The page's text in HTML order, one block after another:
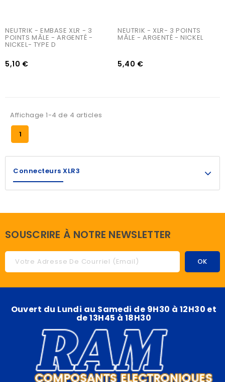
NEUTRIK - EMBASE XLR - 3
POINTS MÂLE - ARGENTÉ -
NICKEL- TYPE D
5,10 €
NEUTRIK - XLR- 3 POINTS
MÂLE - ARGENTÉ - NICKEL
5,40 €
Affichage 1-4 de 4 articles
1
Connecteurs XLR3
SOUSCRIRE À NOTRE NEWSLETTER
Ouvert du Lundi au Samedi de 9H30 à 12H30 et
de 13H45 à 18H30